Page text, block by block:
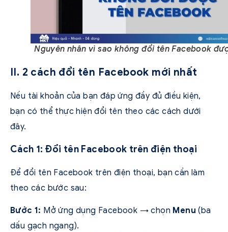
Nguyên nhân vì sao không đổi tên Facebook
II. 2 cách đổi tên Facebook mới nhất
Nếu tài khoản của bạn đáp ứng đầy đủ điều kiện,
bạn có thể thực hiện đổi tên theo các cách dưới
đây.
Cách 1: Đổi tên Facebook trên điện thoại
Để đổi tên Facebook trên điện thoại, bạn cần làm
theo các bước sau:
Bước 1: Mở ứng dụng Facebook → chọn Menu (ba
dấu gạch ngang).